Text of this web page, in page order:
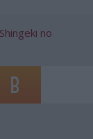
Shingeki no